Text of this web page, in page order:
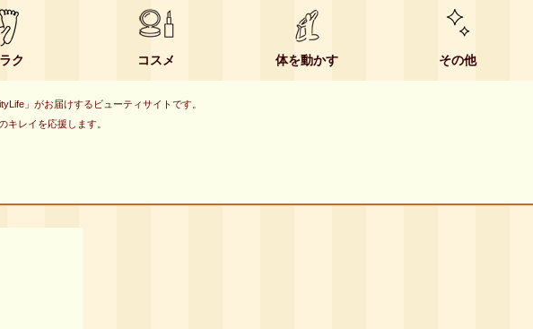
ク コスメ 体を動かす その他
」がお届けするビューティサイトです。
レイを応援します。